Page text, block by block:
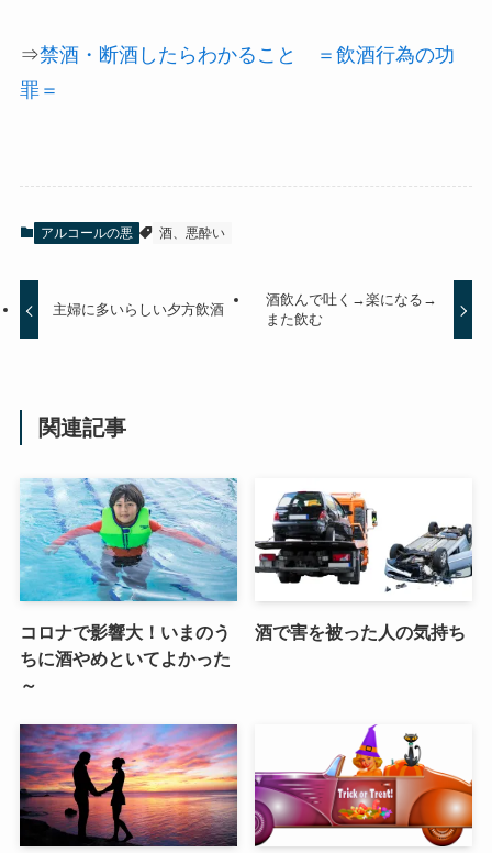
⇒禁酒・断酒したらわかること ＝飲酒行為の功
罪＝
アルコールの悪 酒、悪酔い
主婦に多いらしい夕方飲酒
酒飲んで吐く→楽になる→
また飲む
関連記事
コロナで影響大！いまのう
ちに酒やめといてよかった
～
酒で害を被った人の気持ち